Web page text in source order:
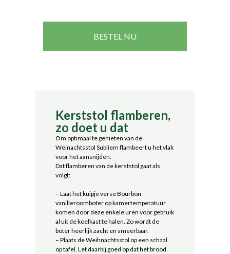
BESTEL NU
Kerststol flamberen,
zo doet u dat
Om optimaal te genieten van de
Weinachtsstol Subliem flambeert u het vlak
voor het aansnijden.
Dat flamberen van de kerststol gaat als
volgt:
– Laat het kuipje verse Bourbon
vanilleroomboter op kamertemperatuur
komen door deze enkele uren voor gebruik
al uit de koelkast te halen. Zo wordt de
boter heerlijk zacht en smeerbaar.
– Plaats de Weihnachtsstol op een schaal
op tafel. Let daarbij goed op dat het brood